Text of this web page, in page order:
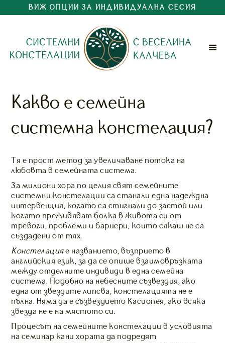
ВИЖ ОПЦИИ ЗА ИНДИВИДУАЛНА СЕСИЯ
Какво е семейна
системна констелация?
Тя е прост метод за увеличаване потока на
любовта в семейната система.
За милиони хора по целия свят семейните
системни констелации са станали една надеждна
интервенция, когато са стигнали до застой или
когато преживяват болка в живота си от
тревоги, проблеми и бариери, които сякаш не са
създадени от тях.
Констелацияе названието, възприето в
английския език, за да се опише взаимовръзката
между отделните индивиди в една семейна
система. Подобно на небесните съзвездия, ако
една от звездите липсва, констелацията не е
пълна. Няма да е съзвездието Касиопея, ако всяка
звезда не е на мястото си.
Процесът на семейните констелации в условията
на семинар кани хората да подредят